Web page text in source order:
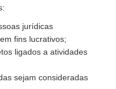
jurídicas
fins lucrativos;
ligados a atividades
sejam consideradas